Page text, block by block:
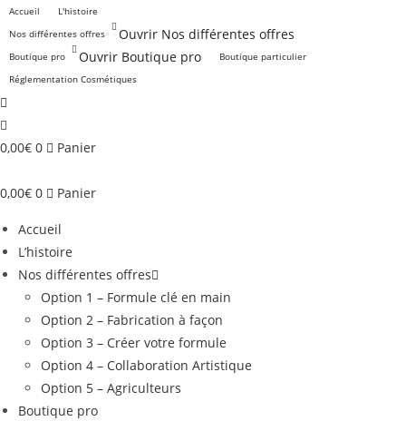
Skip
to
content
Accueil
L'histoire
Nos différentes offres
Ouvrir Nos différentes offres
Boutique pro Ouvrir Boutique pro
Boutique particulier
Réglementation Cosmétiques
0,00€ 0 Panier
0,00€ 0 Panier
Accueil
L’histoire
Nos différentes offres
Option 1 – Formule clé en main
Option 2 – Fabrication à façon
Option 3 – Créer votre formule
Option 4 – Collaboration Artistique
Option 5 – Agriculteurs
Boutique pro